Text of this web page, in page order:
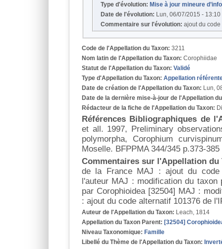
Type d'évolution: Mise à jour mineure
Date de l'évolution: Lun, 06/07/2015 - 13:10
Commentaire sur l'évolution: ajout du code
Code de l'Appellation du Taxon: 3211
Nom latin de l'Appellation du Taxon: Corophiidae
Statut de l'Appellation du Taxon: Validé
Type d'Appellation du Taxon: Appellation
Date de création de l'Appellation du Taxon: Lun,
Date de la dernière mise-à-jour de l'Appellation
Rédacteur de la fiche de l'Appellation du Taxon:
Références Bibliographiques de
et all. 1997, Preliminary
polymorpha, Corophium
Moselle. BFPPMA 344/345 p.373-385
Commentaires sur l'Appellation
de la France MAJ : ajout du
l'auteur MAJ : modification du taxon
par Corophioidea [32504] MAJ :
: ajout du code alternatif 101376 de
Auteur de l'Appellation du Taxon: Leach, 1814
Appellation du Taxon Parent: [32504]
Niveau Taxonomique: Famille
Libellé du Thème de l'Appellation du Taxon: